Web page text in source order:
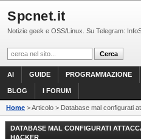
Spcnet.it
Notizie geek e OSS/Linux. Su Telegram:
AI GUIDE PROGRAMMAZIONE
BLOG I FORUM
Home > Articolo > Database mal configurati
DATABASE MAL CONFIGURATI
HACKER